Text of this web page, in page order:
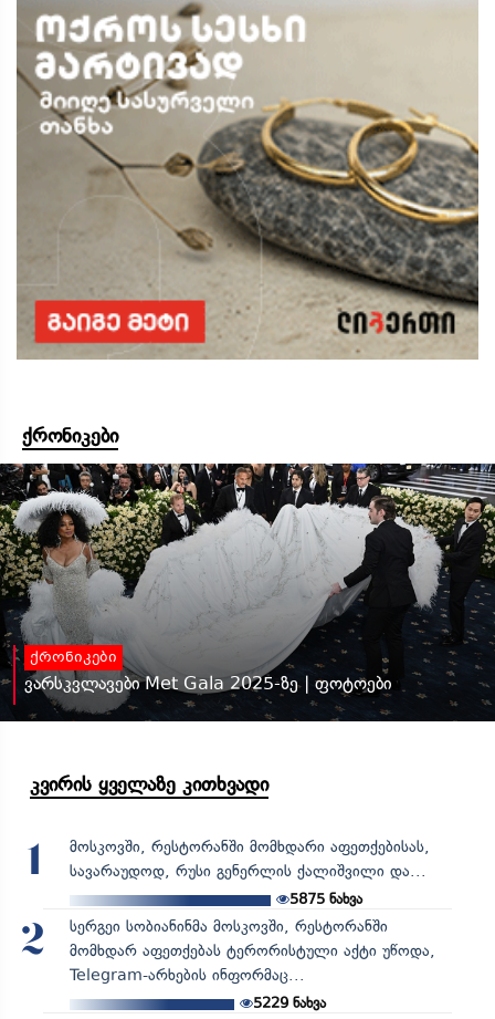
ქრონიკები
ქრონიკები
ვარსკვლავები Met Gala 2025-ზე | ფოტოები
კვირის ყველაზე კითხვადი
1
მოსკოვში, რესტორანში მომხდარი აფეთქებისას,
სავარაუდოდ, რუსი გენერლის ქალიშვილი და...
5875 ნახვა
2
სერგეი სობიანინმა მოსკოვში, რესტორანში
მომხდარ აფეთქებას ტერორისტული აქტი უწოდა,
Telegram-არხების ინფორმაც...
5229ნახვა